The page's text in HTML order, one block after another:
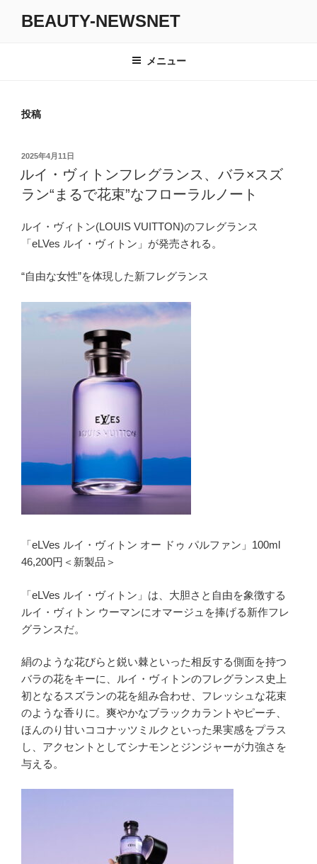
BEAUTY-NEWSNET
メニュー
投稿
投
稿
日:
2025年4月11日
ルイ・ヴィトンフレグランス、バラ×スズ
ラン“まるで花束”なフローラルノート
ルイ・ヴィトン(LOUIS VUITTON)のフレグランス
「eLVes ルイ・ヴィトン」が発売される。
“自由な女性”を体現した新フレグランス
「eLVes ルイ・ヴィトン オー ドゥ パルファン」100ml
46,200円＜新製品＞
「eLVes ルイ・ヴィトン」は、大胆さと自由を象徴する
ルイ・ヴィトン ウーマンにオマージュを捧げる新作フレ
グランスだ。
絹のような花びらと鋭い棘といった相反する側面を持つ
バラの花をキーに、ルイ・ヴィトンのフレグランス史上
初となるスズランの花を組み合わせ、フレッシュな花束
のような香りに。爽やかなブラックカラントやピーチ、
ほんのり甘いココナッツミルクといった果実感をプラス
し、アクセントとしてシナモンとジンジャーが力強さを
与える。